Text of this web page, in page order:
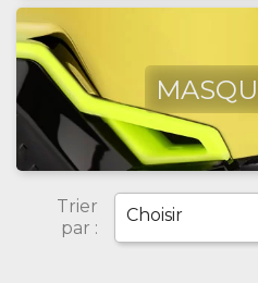
Trier
par :
Choisir